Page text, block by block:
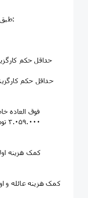
طبق گزارش کمیسیون تلفیق بودجه ۱۴۰۵:
🔹۲) حداقل حکم کارگزینی